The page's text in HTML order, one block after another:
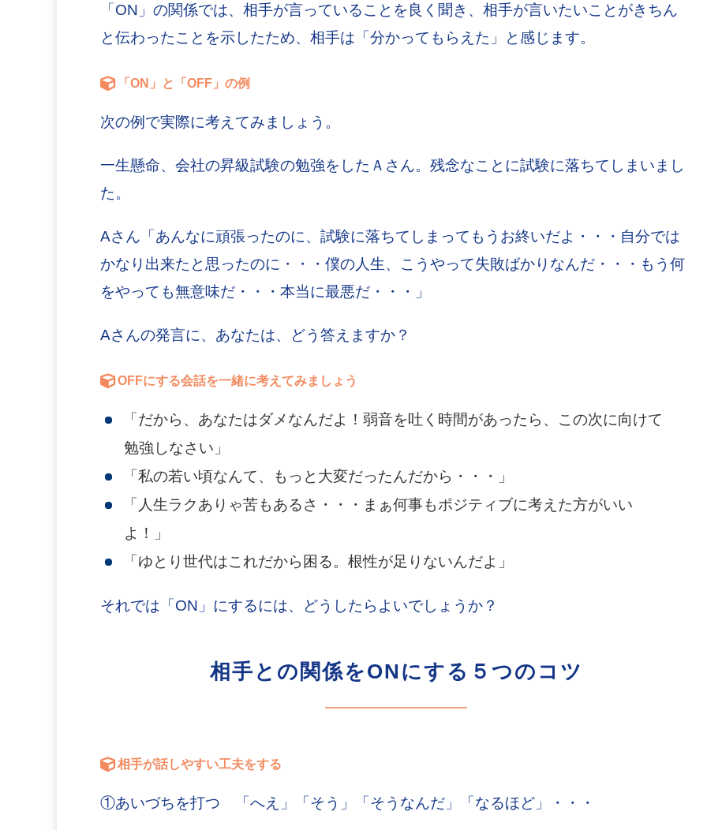
「ON」の関係では、相手が言っていることを良く聞き、相手が言いたいことがきちん
と伝わったことを示したため、相手は「分かってもらえた」と感じます。
「ON」と「OFF」の例
次の例で実際に考えてみましょう。
一生懸命、会社の昇級試験の勉強をしたＡさん。残念なことに試験に落ちてしまいまし
た。
Aさん「あんなに頑張ったのに、試験に落ちてしまってもうお終いだよ・・・自分では
かなり出来たと思ったのに・・・僕の人生、こうやって失敗ばかりなんだ・・・もう何
をやっても無意味だ・・・本当に最悪だ・・・」
Aさんの発言に、あなたは、どう答えますか？
OFFにする会話を一緒に考えてみましょう
「だから、あなたはダメなんだよ！弱音を吐く時間があったら、この次に向けて
勉強しなさい」
「私の若い頃なんて、もっと大変だったんだから・・・」
「人生ラクありゃ苦もあるさ・・・まぁ何事もポジティブに考えた方がいい
よ！」
「ゆとり世代はこれだから困る。根性が足りないんだよ」
それでは「ON」にするには、どうしたらよいでしょうか？
相手との関係をONにする５つのコツ
相手が話しやすい工夫をする
①あいづちを打つ 「へえ」「そう」「そうなんだ」「なるほど」・・・